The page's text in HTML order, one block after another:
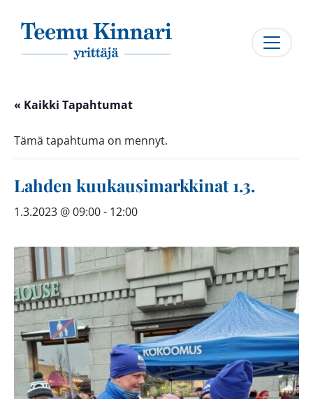
Päävalikko
« Kaikki Tapahtumat
Tämä tapahtuma on mennyt.
Lahden kuukausimarkkinat 1.3.
1.3.2023 @ 09:00- 12:00